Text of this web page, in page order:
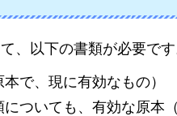
、以下の書類が必要です
本で、現に有効なもの）
ついても、有効な原本